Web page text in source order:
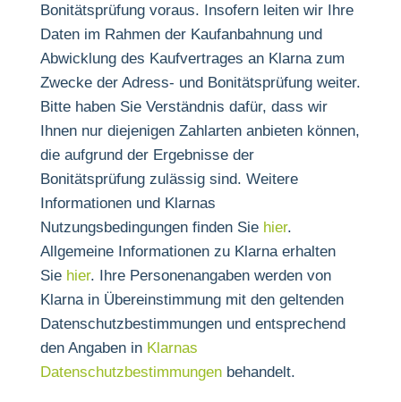
Bonitätsprüfung voraus. Insofern leiten wir Ihre
Daten im Rahmen der Kaufanbahnung und
Abwicklung des Kaufvertrages an Klarna zum
Zwecke der Adress- und Bonitätsprüfung weiter.
Bitte haben Sie Verständnis dafür, dass wir
Ihnen nur diejenigen Zahlarten anbieten können,
die aufgrund der Ergebnisse der
Bonitätsprüfung zulässig sind. Weitere
Informationen und Klarnas
Nutzungsbedingungen finden Sie hier.
Allgemeine Informationen zu Klarna erhalten
Sie hier. Ihre Personenangaben werden von
Klarna in Übereinstimmung mit den geltenden
Datenschutzbestimmungen und entsprechend
den Angaben in Klarnas
Datenschutzbestimmungen behandelt.